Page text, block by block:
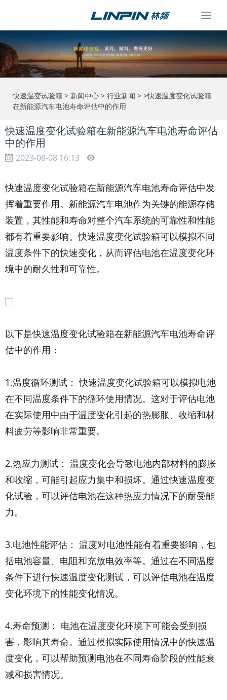
快速温变试验箱 > 新闻中心 > 行业新闻 > >快速温度变化试验箱
在新能源汽车电池寿命评估中的作用
快速温度变化试验箱在新能源汽车电池寿命评估
中的作用
2023-08-08 16:13
快速温度变化试验箱在新能源汽车电池寿命评估中发
挥着重要作用。新能源汽车电池作为关键的能源存储
装置，其性能和寿命对整个汽车系统的可靠性和性能
都有着重要影响。快速温度变化试验箱可以模拟不同
温度条件下的快速变化，从而评估电池在温度变化环
境中的耐久性和可靠性。
以下是快速温度变化试验箱在新能源汽车电池寿命评
估中的作用：
1.温度循环测试： 快速温度变化试验箱可以模拟电池
在不同温度条件下的循环使用情况。这对于评估电池
在实际使用中由于温度变化引起的热膨胀、收缩和材
料疲劳等影响非常重要。
2.热应力测试： 温度变化会导致电池内部材料的膨胀
和收缩，可能引起应力集中和损坏。通过快速温度变
化试验，可以评估电池在这种热应力情况下的耐受能
力。
3.电池性能评估： 温度对电池性能有着重要影响，包
括电池容量、电阻和充放电效率等。通过在不同温度
条件下进行快速温度变化测试，可以评估电池在温度
变化环境下的性能变化情况。
4.寿命预测： 电池在温度变化环境下可能会受到损
害，影响其寿命。通过模拟实际使用情况中的快速温
度变化，可以帮助预测电池在不同寿命阶段的性能衰
减和损害情况。